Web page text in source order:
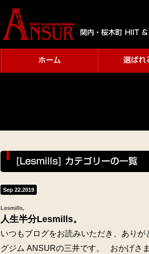
関内・桜木町 HIIT &
ホーム 選ばれ
[Lesmills] カテゴリーの一覧
Sep 22.2019
Lesmills
人生半分Lesmills。
いつもブログをお読みいただき、あり
グジム ANSURの三井です。 おかげさ